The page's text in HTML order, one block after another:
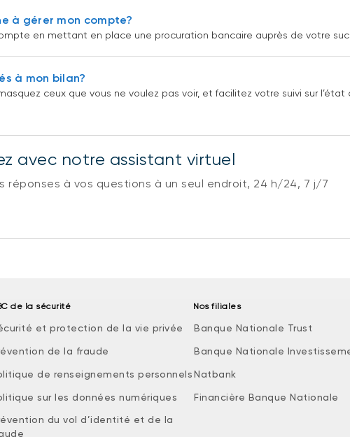
à gérer mon compte?
en mettant en place une procuration bancaire auprès de votre
à mon bilan?
ceux que vous ne voulez pas voir, et facilitez votre suivi sur l’état
avec notre assistant virtuel
réponses à vos questions à un seul endroit, 24 h/24, 7 j/7
de la sécurité
et protection de la vie privée
de la fraude
de renseignements personnels
sur les données numériques
du vol d’identité et de la
Nos filiales
Banque Nationale Trust
Banque Nationale
Natbank
Financière Banque Nationale